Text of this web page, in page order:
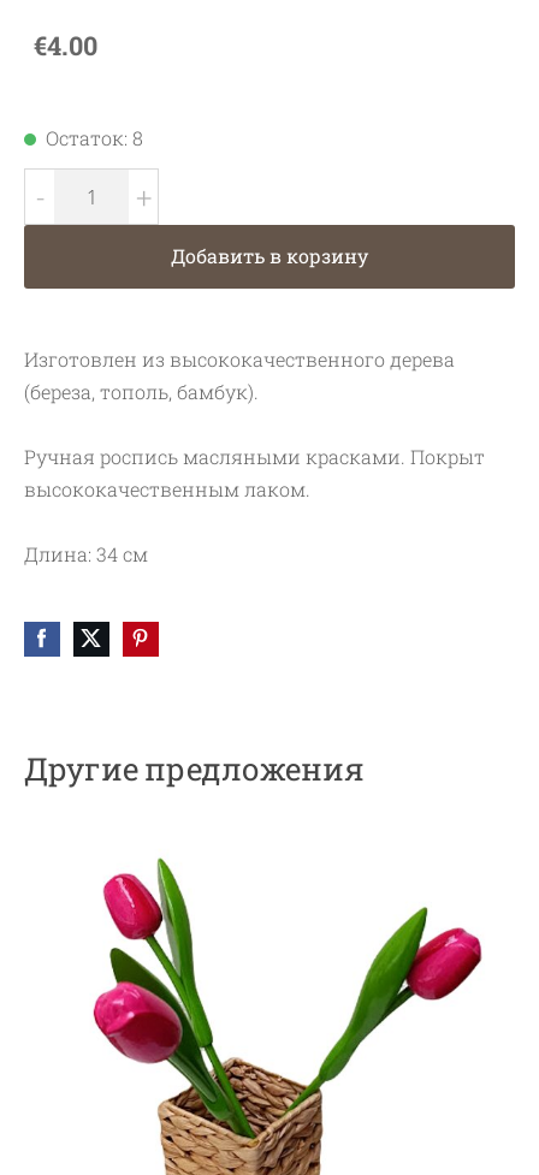
€4.00
Остаток: 8
- +
Добавить в корзину
Изготовлен из высококачественного дерева
(береза, тополь, бамбук).
Ручная роспись масляными красками. Покрыт
высококачественным лаком.
Длина: 34 см
Другие предложения